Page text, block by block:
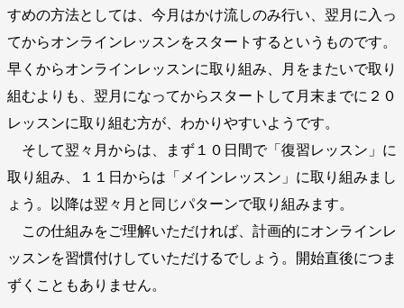
すめの方法としては、今月はかけ流しのみ行い、翌月に入っ
てからオンラインレッスンをスタートするというものです。
早くからオンラインレッスンに取り組み、月をまたいで取り
組むよりも、翌月になってからスタートして月末までに２０
レッスンに取り組む方が、わかりやすいようです。
そして翌々月からは、まず１０日間で「復習レッスン」に
取り組み、１１日からは「メインレッスン」に取り組みまし
ょう。以降は翌々月と同じパターンで取り組みます。
この仕組みをご理解いただければ、計画的にオンラインレ
ッスンを習慣付けしていただけるでしょう。開始直後につま
ずくこともありません。